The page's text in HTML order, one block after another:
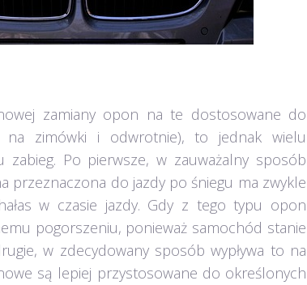
zamiany opon na te dostosowane do
na zimówki i odwrotnie), to jednak wielu
Po pierwsze, w zauważalny sposób
przeznaczona do jazdy po śniegu ma zwykle
w czasie jazdy. Gdy z tego typu opon
pogorszeniu, ponieważ samochód stanie
w zdecydowany sposób wypływa to na
są lepiej przystosowane do określonych